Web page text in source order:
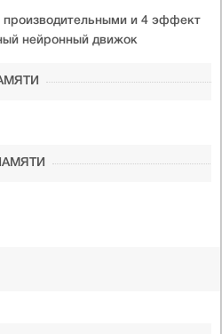
и 4 эффект
нейронный движок